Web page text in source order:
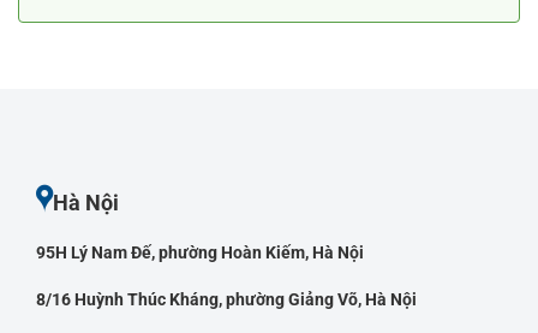
Hà Nội
95H Lý Nam Đế, phường Hoàn Kiếm, Hà Nội
8/16 Huỳnh Thúc Kháng, phường Giảng Võ, Hà Nội